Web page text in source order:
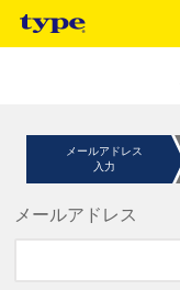
メールアドレス
入力
メールアドレス